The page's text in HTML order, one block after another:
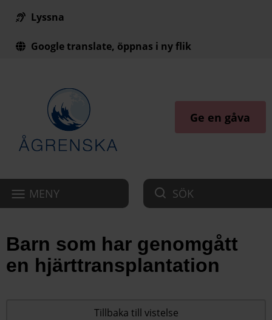
Till innehåll på sidan
Lyssna
Google translate, öppnas i ny flik
Ge en gåva
MENY SÖK
Barn som har genomgått
en hjärttransplantation
Tillbaka till vistelse